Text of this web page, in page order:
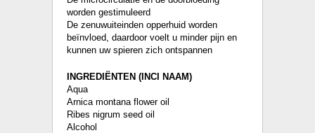
worden gestimuleerd
De zenuwuiteinden opperhuid worden
beïnvloed, daardoor voelt u minder pijn en
kunnen uw spieren zich ontspannen
INGREDIËNTEN (INCI NAAM)
Aqua
Arnica montana flower oil
Ribes nigrum seed oil
Alcohol